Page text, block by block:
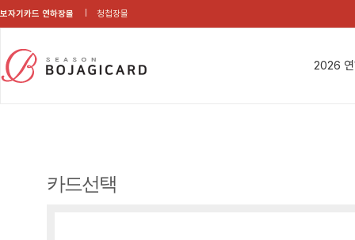
보자기카드 연하장몰 청첩장몰
2026
카드선택